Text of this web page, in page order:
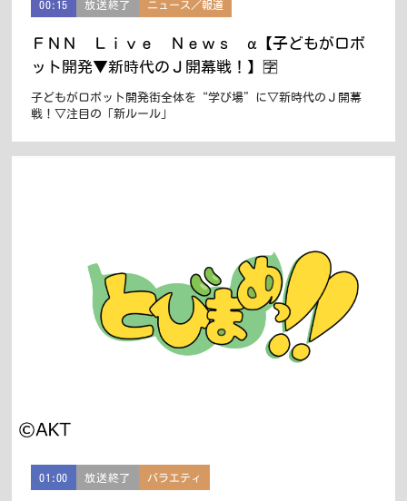
00:15 放送終了 ニュース／報道
ＦＮＮ Ｌｉｖｅ Ｎｅｗｓ α【子どもがロボ
ット開発▼新時代のＪ開幕戦！】🈑
子どもがロボット開発街全体を“学び場”に▽新時代のＪ開幕
戦！▽注目の「新ルール」
01:00 放送終了 バラエティ